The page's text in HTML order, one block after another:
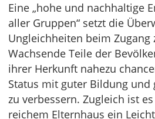
Eine „hohe und nachhaltige
aller Gruppen“ setzt die
Ungleichheiten beim Zugang
Wachsende Teile der
ihrer Herkunft nahezu
Status mit guter Bildung und
zu verbessern. Zugleich ist
reichem Elternhaus ein